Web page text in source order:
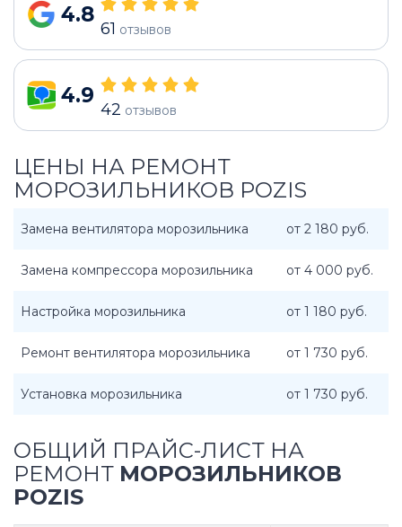
4.8
61 отзывов
4.9
42 отзывов
ЦЕНЫ НА РЕМОНТ
МОРОЗИЛЬНИКОВ POZIS
Замена вентилятора морозильника от 2 180 руб.
Замена компрессора морозильника от 4 000 руб.
Настройка морозильника от 1 180 руб.
Ремонт вентилятора морозильника от 1 730 руб.
Установка морозильника от 1 730 руб.
ОБЩИЙ ПРАЙС-ЛИСТ НА
РЕМОНТ МОРОЗИЛЬНИКОВ
POZIS